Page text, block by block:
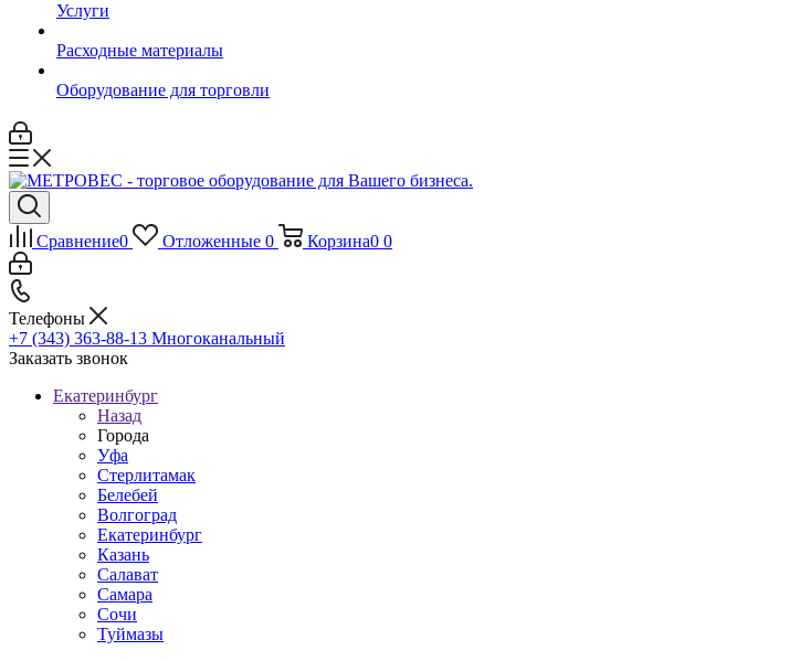
Услуги
Расходные материалы
Оборудование для торговли
Сравнение0 Отложенные 0 Корзина0 0
Телефоны
+7 (343) 363-88-13 Многоканальный
Заказать звонок
Екатеринбург
Назад
Города
Уфа
Стерлитамак
Белебей
Волгоград
Екатеринбург
Казань
Салават
Самара
Сочи
Туймазы